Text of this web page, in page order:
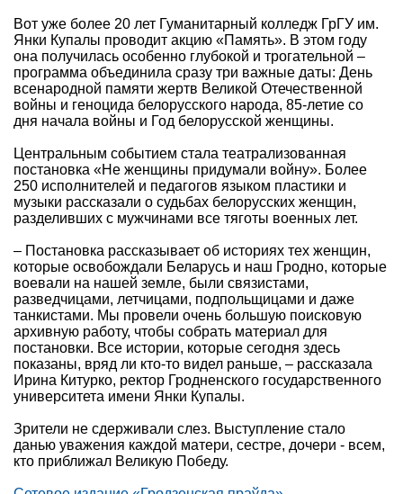
Вот уже более 20 лет Гуманитарный колледж ГрГУ им.
Янки Купалы проводит акцию «Память». В этом году
она получилась особенно глубокой и трогательной –
программа объединила сразу три важные даты: День
всенародной памяти жертв Великой Отечественной
войны и геноцида белорусского народа, 85-летие со
дня начала войны и Год белорусской женщины.
Центральным событием стала театрализованная
постановка «Не женщины придумали войну». Более
250 исполнителей и педагогов языком пластики и
музыки рассказали о судьбах белорусских женщин,
разделивших с мужчинами все тяготы военных лет.
– Постановка рассказывает об историях тех женщин,
которые освобождали Беларусь и наш Гродно, которые
воевали на нашей земле, были связистами,
разведчицами, летчицами, подпольщицами и даже
танкистами. Мы провели очень большую поисковую
архивную работу, чтобы собрать материал для
постановки. Все истории, которые сегодня здесь
показаны, вряд ли кто-то видел раньше, – рассказала
Ирина Китурко, ректор Гродненского государственного
университета имени Янки Купалы.
Зрители не сдерживали слез. Выступление стало
данью уважения каждой матери, сестре, дочери - всем,
кто приближал Великую Победу.